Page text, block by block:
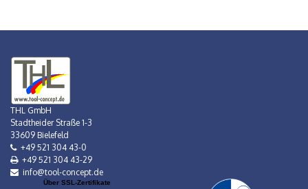
THL GmbH
Stadtheider Straße 1-3
33609 Bielefeld
+49 521 304 43-0
+49 521 304 43-29
info@tool-concept.de
Über SSL-Zertifikate